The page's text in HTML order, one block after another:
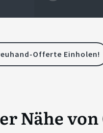
Offerte Einholen!
Nähe